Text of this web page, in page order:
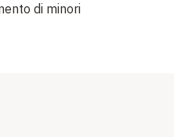
di minori